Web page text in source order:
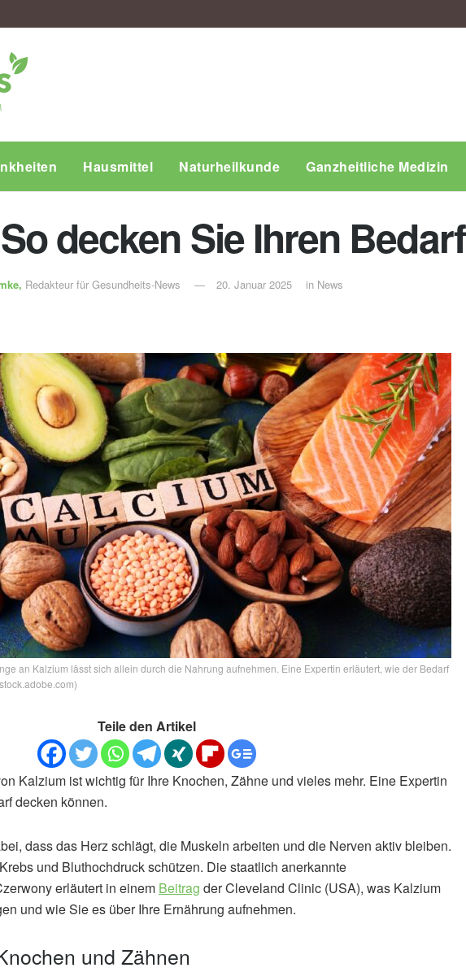
Hausmittel Naturheilkunde Ganzheitliche Medizin
decken Sie Ihren Bedarf
Redakteur für Gesundheits-News
20. Januar 2025 in News
an Kalzium lässt sich allein durch die Nahrung aufnehmen. Eine Expertin erläutert, wie der Bedarf
Teile den Artikel
Kalzium ist wichtig für Ihre Knochen, Zähne und vieles mehr. Eine Expertin
decken können.
dass das Herz schlägt, die Muskeln arbeiten und die Nerven aktiv bleiben.
und Bluthochdruck schützen. Die staatlich anerkannte
erläutert in einem Beitrag der Cleveland Clinic (USA), was Kalzium
und wie Sie es über Ihre Ernährung aufnehmen.
und Zähnen